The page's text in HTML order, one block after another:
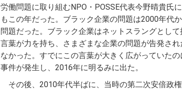
労働問題に取り組むNPO・POSSE代表今野晴貴氏
もこの年だった。ブラック企業の問題は2000年代
問題だった。ブラック企業はネットスラングとし
言葉が力を持ち、さまざまな企業の問題が告発さ
なかった。すでにこの言葉が大きく広がっていた
事件が発生し、2016年に明るみに出た。
その後、2010年代半ばに、当時の第二次安倍政